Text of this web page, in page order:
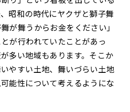
昭和の時代にヤクザと獅子舞
が舞うからお金をください」
が行われていたことがあっ
多い地域もあります。そこか
やすい土地、舞いづらい土地
能性について考えるようにな